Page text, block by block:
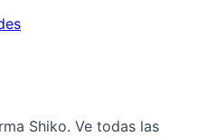
Shiko. Ve todas las